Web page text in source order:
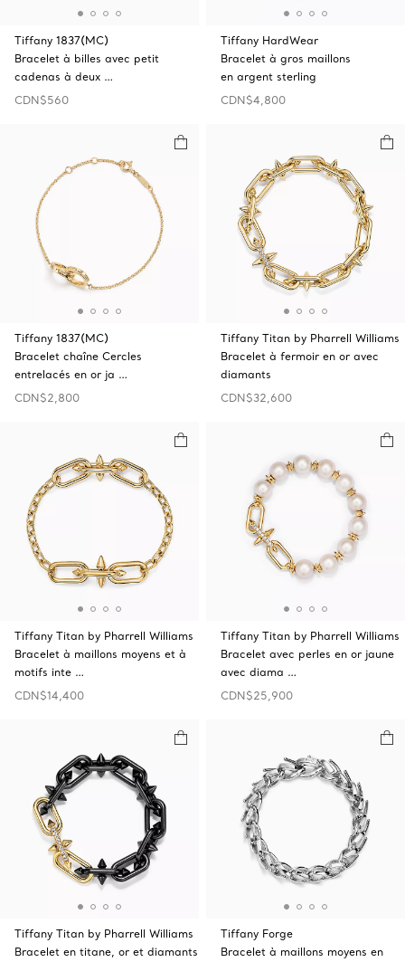
Tiffany 1837(MC)
Bracelet à billes avec petit
cadenas à deux …
CDN$560
Tiffany HardWear
Bracelet à gros maillons
en argent sterling
CDN$4,800
Tiffany 1837(MC)
Bracelet chaîne Cercles
entrelacés en or ja …
CDN$2,800
Tiffany Titan by Pharrell Williams
Bracelet à fermoir en or avec
diamants
CDN$32,600
Tiffany Titan by Pharrell Williams
Bracelet à maillons moyens et à
motifs inte …
CDN$14,400
Tiffany Titan by Pharrell Williams
Bracelet avec perles en or jaune
avec diama …
CDN$25,900
Tiffany Titan by Pharrell Williams
Bracelet en titane, or et diamants
Tiffany Forge
Bracelet à maillons moyens en